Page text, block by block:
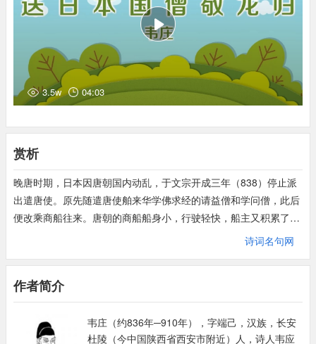
3.5w 04:03
赏析
晚唐时期，日本因唐朝国内动乱，于文宗开成三年（838）停止派
出遣唐使。原先随遣唐使舶来华学佛求经的请益僧和学问僧，此后
便改乘商船往来。唐朝的商船船身小，行驶轻快，船主又积累了丰
富的气象知识和航海经验，往返中国与日本一般只需三昼夜至六七
入唐比在遣唐使时代更加容易。敬龙便是这些僧人中的一个。他学
成归国时，韦庄为他写诗送行。
全诗只在“送归”上落笔，体现了对异国友人的关心与惜别之情。
“扶桑已在渺茫中，家在扶桑东更东”，说敬龙此番归国，行程辽
远，里程不易概指。虽然《梁书·扶桑国传》说过“扶桑在大汉国东
诗词名句网
作者简介
韦庄（约836年─910年），字端己，汉族，长安
杜陵（今中国陕西省西安市附近）人，诗人韦应